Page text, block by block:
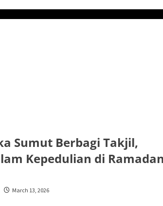
Sumut Berbagi Takjil,
Kepedulian di
March 13, 2026